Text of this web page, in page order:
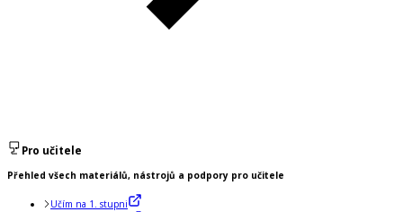
Pro učitele
Přehled všech materiálů, nástrojů a podpory pro učitele
Učím na 1. stupni